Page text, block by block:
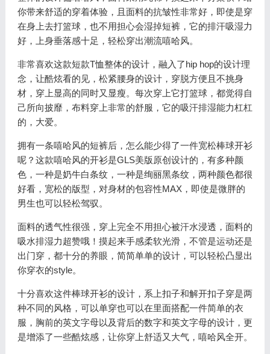
你带来舒适的穿着体验，且面料的抗皱性非常好，即使是穿
在身上去打篮球，也不用担心会湿掉短裤，它的排汗吸湿力
好，上身垂落感十足，轻松穿出潮流嘻哈风。
非常喜欢这款短款T恤整体的设计，融入了hip hop的设计理
念，让酷炫看的见，松紧腰身的设计，穿脱方便且不挑身
材，穿上显高的同时又显瘦。每次穿上它打篮球，都觉得自
己所向披靡，布料穿上非常的舒服，它的吸汗排湿能力杠杠
的，大爱。
拥有一条嘻哈风的短裤后，怎么能少得了一件宽松棒球开衫
呢？这款嘻哈风的开衫是GLS美版原创设计的，有多种颜
色，一种是奶牛白条纹，一种是绚丽黑条纹，两种颜色都很
好看，宽松的版型，对身材的包容性MAX，即使是微胖的
男生也可以轻松驾驭。
面料的透气性很强，穿上完全不用担心被汗水浸透，面料的
吸水排湿力超赞哦！摸起来手感柔软光滑，不管是运动还是
出门穿，都十分的养眼，简简单单的设计，可以轻松凸显出
你穿衣的style。
十分喜欢这件棒球开衫的设计，系上扣子和解开扣子穿是两
种不同的风格，可以单穿也可以在里面搭配一件简单的衣
服，胸前的英文字母以及背后的数字和英文字母的设计，更
是增添了一些酷炫感，让你穿上舒适又大气，嘻哈风全开。